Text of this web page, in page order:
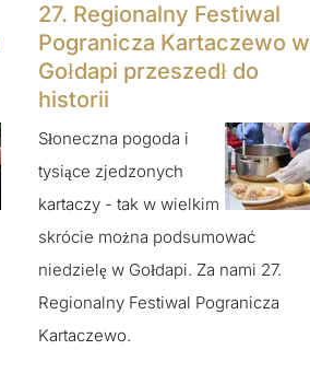
27. Regionalny Festiwal
Pogranicza Kartaczewo w
Gołdapi przeszedł do
historii
Słoneczna pogoda i
tysiące zjedzonych
kartaczy - tak w wielkim
skrócie można podsumować
niedzielę w Gołdapi. Za nami 27.
Regionalny Festiwal Pogranicza
Kartaczewo.